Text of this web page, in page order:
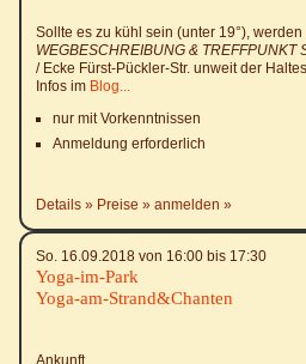
Sollte es zu kühl sein (unter 19°),
WEGBESCHREIBUNG & TREFFPUNKT
/ Ecke Fürst-Pückler-Str. unweit der
Infos im Blog...
nur mit Vorkenntnissen
Anmeldung erforderlich
Details Preise anmelden
So. 16.09.2018 von 16:00 bis 17:30
Yoga-im-Park
Yoga-am-Strand&Chanten
Ankunft